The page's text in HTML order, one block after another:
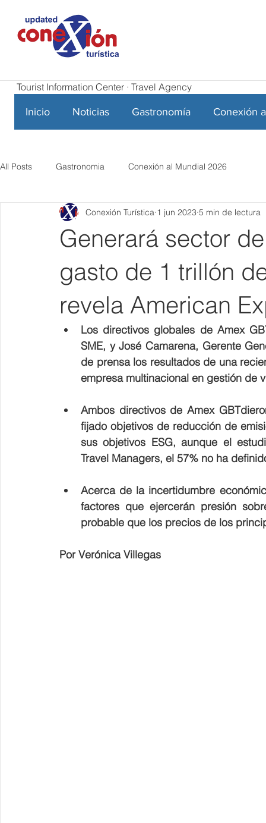
Tourist Information Center · Travel Agency
Inicio Noticias Gastronomía Conexión
All Posts Gastronomia Conexión al Mundial 2026
Generará sector
gasto de 1 trillón
revela American
Conexión Turística 1 jun 2023 5 min de lectura
Los directivos globales de Amex
SME, y José Camarena, Gerente
de prensa los resultados de una
empresa multinacional en gestión de
Ambos directivos de Amex
fijado objetivos de reducción de
sus objetivos ESG, aunque el
Travel Managers, el 57% no ha
Acerca de la incertidumbre
factores que ejercerán presión
probable que los precios de los
Por Verónica Villegas